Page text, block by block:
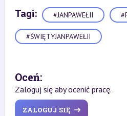
Tagi: #JANPAWEŁII
#ŚWIĘTYJANPAWEŁII
Oceń:
Zaloguj się aby ocenić pracę.
ZALOGUJ SIĘ